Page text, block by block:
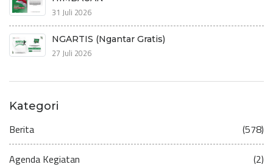
31 Juli 2026
NGARTIS (Ngantar Gratis)
27 Juli 2026
Kategori
Berita (578)
Agenda Kegiatan (2)